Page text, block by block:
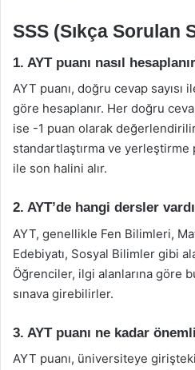
SSS (Sıkça Sorulan
1. AYT puanı nasıl
AYT puanı, doğru cevap sayısı
göre hesaplanır. Her doğru
ise -1 puan olarak
standartlaştırma ve yerleştirme
ile son halini alır.
2. AYT’de hangi dersler
AYT, genellikle Fen Bilimleri,
Edebiyatı, Sosyal Bilimler gibi
Öğrenciler, ilgi alanlarına göre
sınava girebilirler.
3. AYT puanı ne kadar
AYT puanı, üniversiteye